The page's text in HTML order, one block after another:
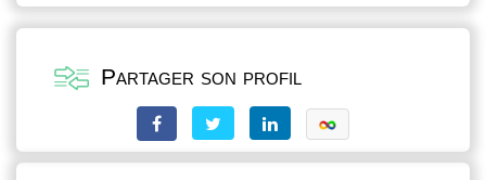
Partager son profil